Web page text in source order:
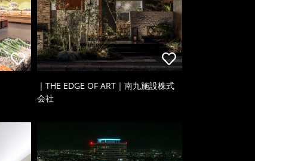
｜THE EDGE OF ART｜南九施設株式
会社